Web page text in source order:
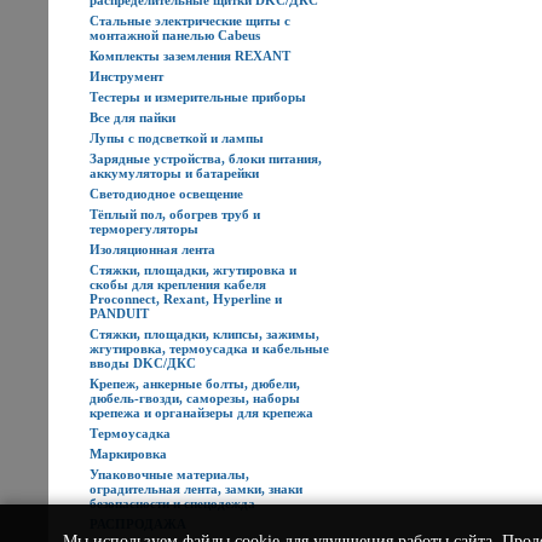
Стальные электрические щиты с
монтажной панелью Cabeus
Комплекты заземления REXANT
Инструмент
Тестеры и измерительные приборы
Все для пайки
Лупы с подсветкой и лампы
Зарядные устройства, блоки питания,
аккумуляторы и батарейки
Светодиодное освещение
Тёплый пол, обогрев труб и
терморегуляторы
Изоляционная лента
Стяжки, площадки, жгутировка и
скобы для крепления кабеля
Proconnect, Rexant, Hyperline и
PANDUIT
Стяжки, площадки, клипсы, зажимы,
жгутировка, термоусадка и кабельные
вводы DKC/ДКС
Крепеж, анкерные болты, дюбели,
дюбель-гвозди, саморезы, наборы
крепежа и органайзеры для крепежа
Термоусадка
Маркировка
Упаковочные материалы,
оградительная лента, замки, знаки
безопасности и спецодежда